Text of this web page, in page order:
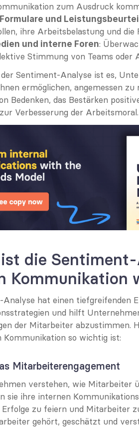
zum Ausdruck
und
ihre Arbeitsbelastung und die
und interne Foren:
Stimmung von Teams oder
Sentiment-Analyse ist es,
ermöglichen, angemessen zu
Bedenken, das Bestärken
Verbesserung der Arbeitsmoral.
die
Kommunikation
Analyse hat einen tiefgreifenden
und hilft
der Mitarbeiter abzustimmen.
Kommunikation so wichtig ist:
Mitarbeiterengagement
verstehen, wie Mitarbeiter
sie ihre internen
zu feiern und Mitarbeiter
gehört, geschätzt und